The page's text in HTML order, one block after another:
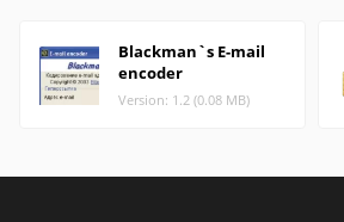
Blackman`s E-mail
encoder
Version: 1.2 (0.08 MB)